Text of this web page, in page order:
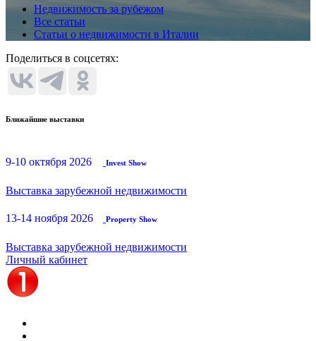
Недвижимость за рубежом
Все статьи
Статьи о недвижимости в Италии
Поделиться в соцсетях:
Ближайшие выставки
9-10 октября 2026 Invest Show
Выставка зарубежной недвижимости
13-14 ноября 2026 Property Show
Выставка зарубежной недвижимости
Личный кабинет